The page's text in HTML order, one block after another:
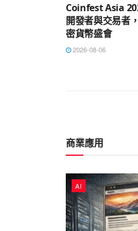
Coinfest Asia
開發者與交易者
密貨幣盛會
2026-08-06
商業應用
AI